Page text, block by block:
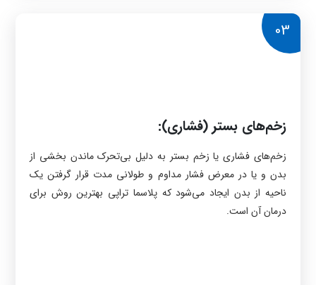
03
زخم‌های بستر (فشاری):
زخم‌های فشاری یا زخم بستر به دلیل بی‌تحرک ماندن بخشی از
بدن و یا در معرض فشار مداوم و طولانی مدت قرار گرفتن یک
ناحیه از بدن ایجاد می‌شود که پلاسما تراپی بهترین روش برای
درمان آن است.